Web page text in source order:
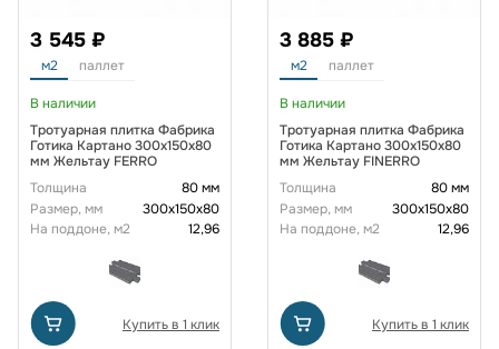
3 545 ₽
м2 паллет
В наличии
Тротуарная плитка Фабрика
Готика Картано 300х150х80
мм Жельтау FERRO
Толщина
80 мм
Размер, мм
300х150х80
На поддоне, м2
12,96
Купить в 1 клик
3 885 ₽
м2 паллет
В наличии
Тротуарная плитка Фабрика
Готика Картано 300х150х80
мм Жельтау FINERRO
Толщина
80 мм
Размер, мм
300х150х80
На поддоне, м2
12,96
Купить в 1 клик